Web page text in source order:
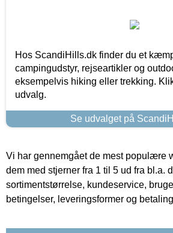
Hos ScandiHills.dk finder du et
campingudstyr, rejseartikler og
eksempelvis hiking eller trekking.
udvalg.
Se udvalget på
Vi har gennemgået de mest populære
dem med stjerner fra 1 til 5 ud fra bl.a.
sortimentstørrelse, kundeservice,
betingelser, leveringsformer og